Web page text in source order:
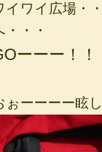
イワイ広場・
・・・
ーーー！！
ぉーーーー眩